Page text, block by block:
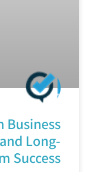
Business
Long-
Success